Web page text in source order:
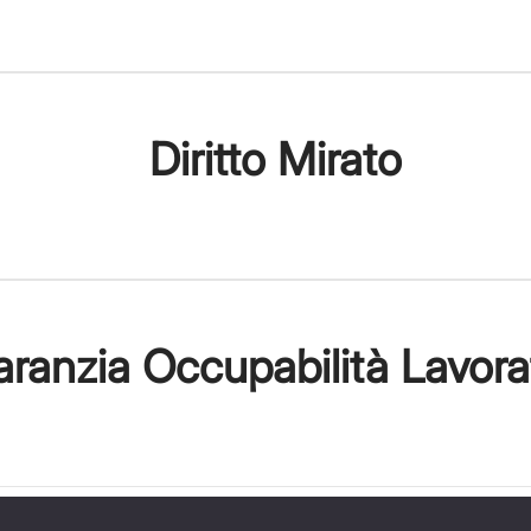
Diritto Mirato
Occupabilità